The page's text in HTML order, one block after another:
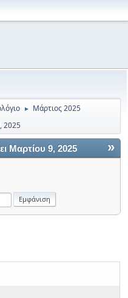
► Μάρτιος 2025
2025
»
Μαρτίου 9, 2025